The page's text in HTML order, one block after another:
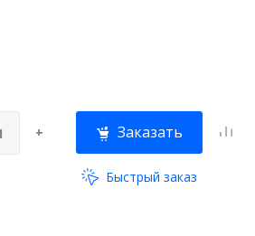
+ Заказать
Быстрый заказ